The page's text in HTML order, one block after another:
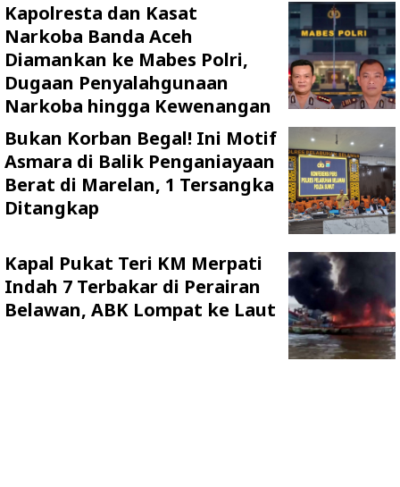
Kapolresta dan Kasat
Narkoba Banda Aceh
Diamankan ke Mabes Polri,
Dugaan Penyalahgunaan
Narkoba hingga Kewenangan
Bukan Korban Begal! Ini Motif
Asmara di Balik Penganiayaan
Berat di Marelan, 1 Tersangka
Ditangkap
Kapal Pukat Teri KM Merpati
Indah 7 Terbakar di Perairan
Belawan, ABK Lompat ke Laut